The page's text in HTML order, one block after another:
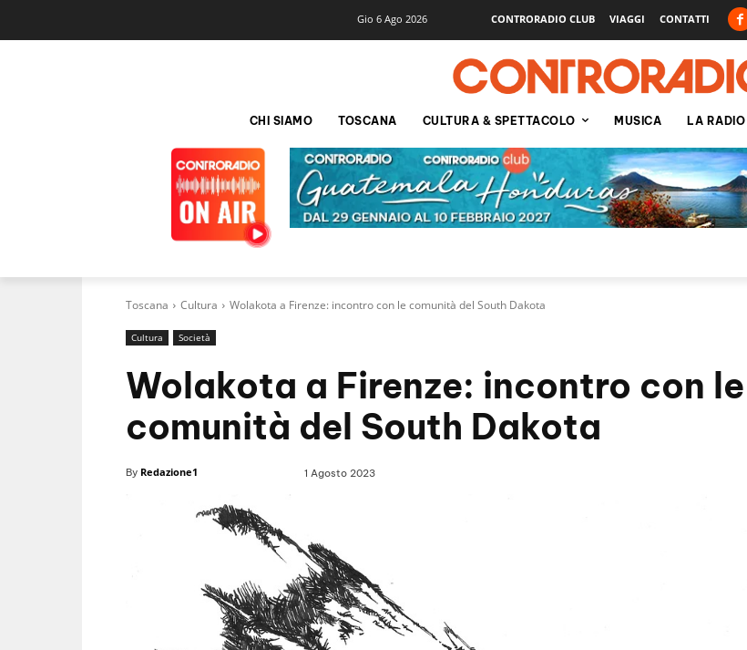
Gio 6 Ago 2026 CONTRORADIO CLUB VIAGGI CONTATTI
CHI SIAMO TOSCANA CULTURA & SPETTACOLO MUSICA LA RADIO
Toscana Cultura Wolakota a Firenze: incontro con le comunità del South Dakota
Cultura Società
Wolakota a Firenze: incontro con le
comunità del South Dakota
By Redazione1 1 Agosto 2023